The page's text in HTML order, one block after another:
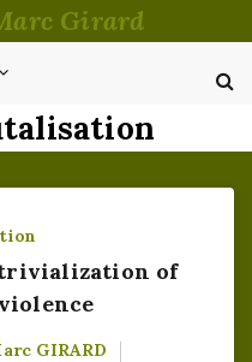
Girard
of
GIRARD